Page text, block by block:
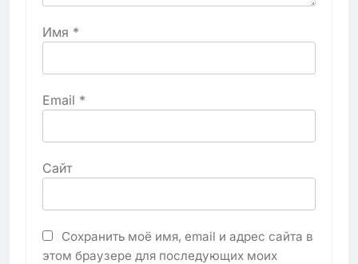
Имя *
Email *
Сайт
Сохранить моё имя, email и адрес сайта в
этом браузере для последующих моих